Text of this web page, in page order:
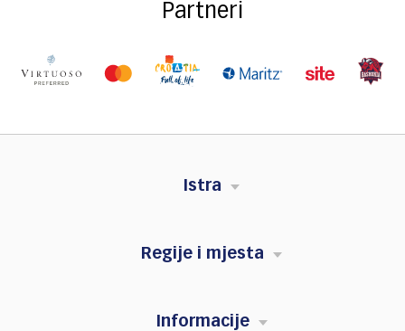
Partneri
Istra
Regije i mjesta
Informacije